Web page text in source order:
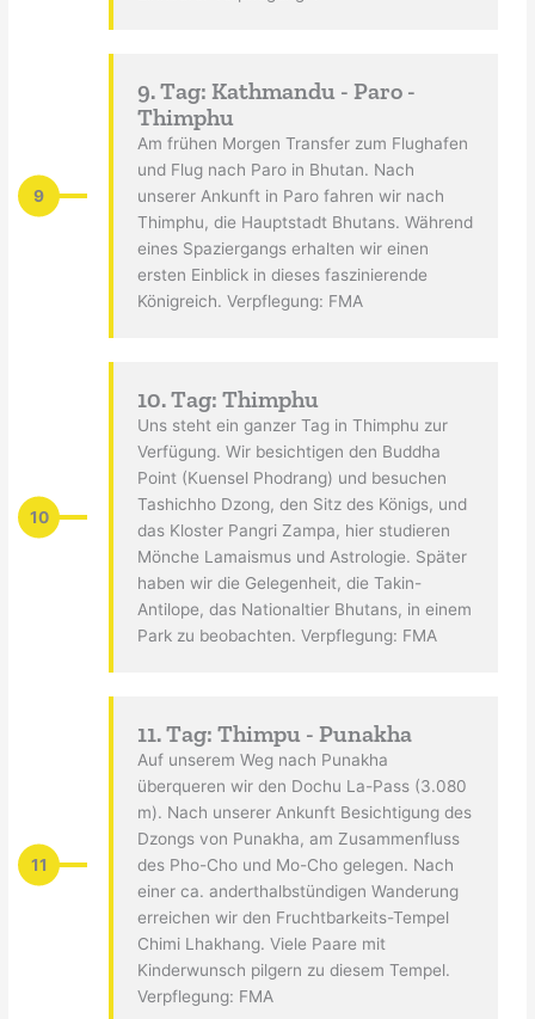
9
9. Tag: Kathmandu - Paro -
Thimphu
Am frühen Morgen Transfer zum Flughafen
und Flug nach Paro in Bhutan. Nach
unserer Ankunft in Paro fahren wir nach
Thimphu, die Hauptstadt Bhutans. Während
eines Spaziergangs erhalten wir einen
ersten Einblick in dieses faszinierende
Königreich. Verpflegung: FMA
10
10. Tag: Thimphu
Uns steht ein ganzer Tag in Thimphu zur
Verfügung. Wir besichtigen den Buddha
Point (Kuensel Phodrang) und besuchen
Tashichho Dzong, den Sitz des Königs, und
das Kloster Pangri Zampa, hier studieren
Mönche Lamaismus und Astrologie. Später
haben wir die Gelegenheit, die Takin-
Antilope, das Nationaltier Bhutans, in einem
Park zu beobachten. Verpflegung: FMA
11
11. Tag: Thimpu - Punakha
Auf unserem Weg nach Punakha
überqueren wir den Dochu La-Pass (3.080
m). Nach unserer Ankunft Besichtigung des
Dzongs von Punakha, am Zusammenfluss
des Pho-Cho und Mo-Cho gelegen. Nach
einer ca. anderthalbstündigen Wanderung
erreichen wir den Fruchtbarkeits-Tempel
Chimi Lhakhang. Viele Paare mit
Kinderwunsch pilgern zu diesem Tempel.
Verpflegung: FMA